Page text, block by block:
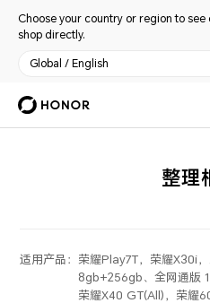
Choose your country or region to
shop directly.
Global / English
整理
适用产品： 荣耀Play7T，荣耀X30i
8gb+256gb、全网通版
荣耀X40 GT(All)，荣耀